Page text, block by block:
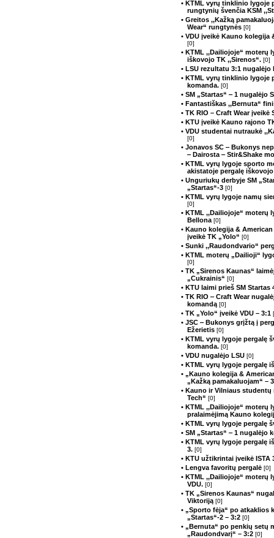
• KTML vyrų tinklinio lygoje
rungtynių švenčia KSM
• Greitos ,,Kažką
Wear“ rungtynės [0]
• VDU įveikė Kauno
[0]
• KTML ,,Dailiojoje“ moterų
iškovojo TK ,,Sirenos“. [0]
• LSU rezultatu 3:1 nugalėjo
• KTML vyrų tinklinio lygoje
komanda. [0]
• SM „Startas“ ‒ 1 nugalėjo
• Fantastiškas ,,Bernuta“
• TK RIO – Craft Wear įveikė
• KTU įveikė Kauno rajono
• VDU studentai nutraukė
[0]
• Jonavos SC ‒ Bukonys
‒ Dairosta ‒ Stir&Shake
• KTML vyrų lygoje sporto
akistatoje pergalę
• Unguriukų derbyje SM
„Startas“-3 [0]
• KTML vyrų lygoje namų
[0]
• KTML ,,Dailiojoje“ moterų
Bellona [0]
• Kauno kolegija &
įveikė TK „Yolo“ [0]
• Sunki ,,Raudondvario“
• KTML moterų „Dailioji“
[0]
• TK „Sirenos Kaunas“
„Cukrainis“ [0]
• KTU laimi prieš SM
• TK RIO ‒ Craft Wear
komandą [0]
• TK „Yolo“ įveikė VDU – 3:1
• JSC ‒ Bukonys grįžtą į
Ežerietis [0]
• KTML vyrų lygoje pergalę
komanda. [0]
• VDU nugalėjo LSU [0]
• KTML vyrų lygoje pergalę
• „Kauno kolegija &
„Kažką pamakaluojam“ –
• Kauno ir Vilniaus
Tech“ [0]
• KTML ,,Dailiojoje“ moterų
pralaimėjimą Kauno
• KTML vyrų lygoje pergalę
• SM „Startas“ ‒ 1 nugalėjo
• KTML vyrų lygoje pergalę
3. [0]
• KTU užtikrintai įveikė ISTA
• Lengva favoritų pergalė [0]
• KTML ,,Dailiojoje“ moterų
VDU. [0]
• TK „Sirenos Kaunas“
Viktoriją [0]
• „Sporto fėja“ po atkaklios
„Startas“-2 – 3:2 [0]
• „Bernuta“ po penkių setų
„Raudondvarį“ – 3:2 [0]